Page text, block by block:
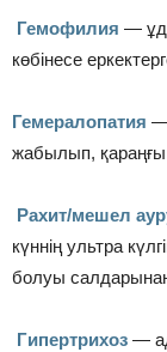
Гемофилия —
көбінесе
Гемералопатия —
жабылып, қараңғы
Рахит/мешел
күннің ультра
болуы
Гипертрихоз —